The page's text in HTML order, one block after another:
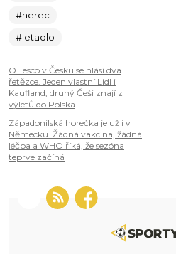
#herec
#letadlo
O Tesco v Česku se hlásí dva
řetězce. Jeden vlastní Lidl i
Kaufland, druhý Češi znají z
výletů do Polska
Západonilská horečka je už i v
Německu. Žádná vakcína, žádná
léčba a WHO říká, že sezóna
teprve začíná